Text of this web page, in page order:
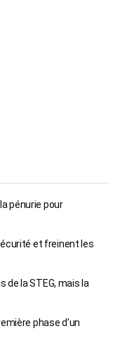
pénurie pour
et freinent les
de la STEG, mais la
phase d’un